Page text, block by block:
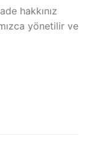
hakkınız
yönetilir ve